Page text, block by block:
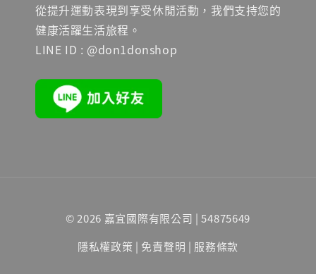
從提升運動表現到享受休閒活動，我們支持您的
健康活躍生活旅程。
LINE ID : @don1donshop
© 2026 嘉宜國際有限公司 | 54875649
隱私權政策 | 免責聲明 | 服務條款